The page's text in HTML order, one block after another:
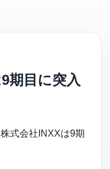
期目に突入
式会社INXXは9期